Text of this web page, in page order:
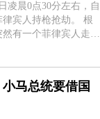
凌晨0点30分左右，自
宾人持枪抢劫。 根
有一个菲律宾人走进
马总统要借国